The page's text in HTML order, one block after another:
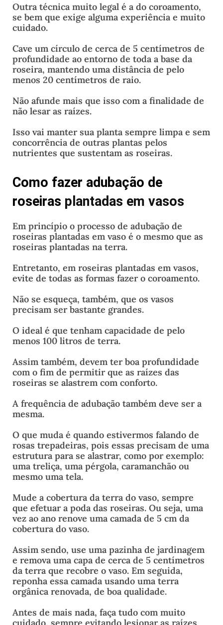
Outra técnica muito legal é a do coroamento,
se bem que exige alguma experiência e muito
cuidado.
Cave um círculo de cerca de 5 centímetros de
profundidade ao entorno de toda a base da
roseira, mantendo uma distância de pelo
menos 20 centímetros de raio.
Não afunde mais que isso com a finalidade de
não lesar as raízes.
Isso vai manter sua planta sempre limpa e sem
concorrência de outras plantas pelos
nutrientes que sustentam as roseiras.
Como fazer adubação de
roseiras plantadas em vasos
Em princípio o processo de adubação de
roseiras plantadas em vaso é o mesmo que as
roseiras plantadas na terra.
Entretanto, em roseiras plantadas em vasos,
evite de todas as formas fazer o coroamento.
Não se esqueça, também, que os vasos
precisam ser bastante grandes.
O ideal é que tenham capacidade de pelo
menos 100 litros de terra.
Assim também, devem ter boa profundidade
com o fim de permitir que as raízes das
roseiras se alastrem com conforto.
A frequência de adubação também deve ser a
mesma.
O que muda é quando estivermos falando de
rosas trepadeiras, pois essas precisam de uma
estrutura para se alastrar, como por exemplo:
uma treliça, uma pérgola, caramanchão ou
mesmo uma tela.
Mude a cobertura da terra do vaso, sempre
que efetuar a poda das roseiras. Ou seja, uma
vez ao ano renove uma camada de 5 cm da
cobertura do vaso.
Assim sendo, use uma pazinha de jardinagem
e remova uma capa de cerca de 5 centímetros
da terra que recobre o vaso. Em seguida,
reponha essa camada usando uma terra
orgânica renovada, de boa qualidade.
Antes de mais nada, faça tudo com muito
cuidado, sempre evitando lesionar as raízes